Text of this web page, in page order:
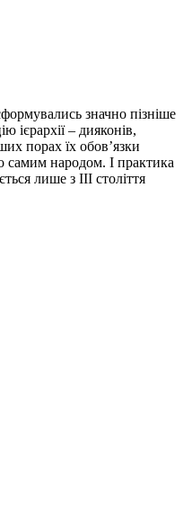
значно пізніше
ієрархії – дияконів,
порах їх обов’язки
самим народом. І практика
лише з ІІІ століття